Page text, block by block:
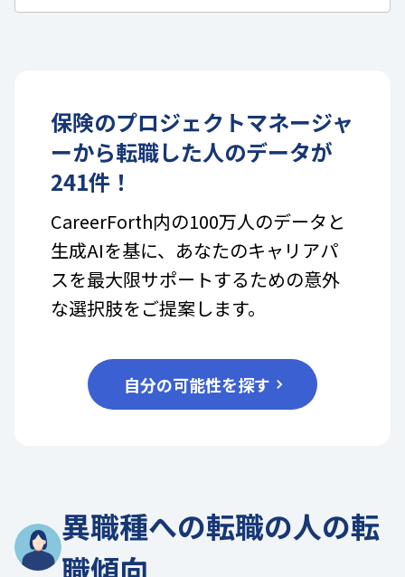
保険のプロジェクトマネージャ
ーから転職した人のデータが
241件！
CareerForth内の100万人のデータと
生成AIを基に、あなたのキャリアパ
スを最大限サポートするための意外
な選択肢をご提案します。
自分の可能性を探す
異職種への転職の人の転
職傾向